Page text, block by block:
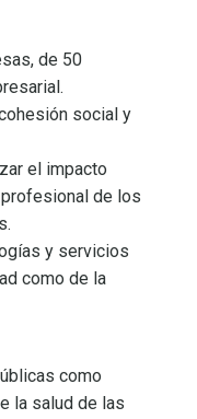
de 50
social y
el impacto
de los
y servicios
como de la
como
la salud de las